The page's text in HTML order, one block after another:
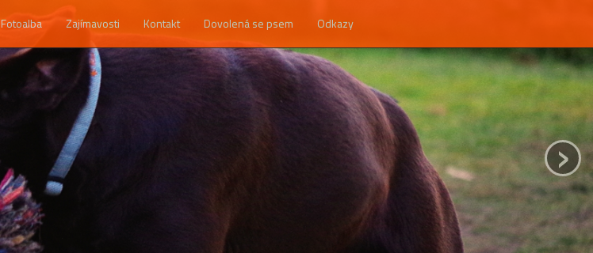
Fotoalba Zajímavosti Kontakt Dovolená se psem Odkazy
›